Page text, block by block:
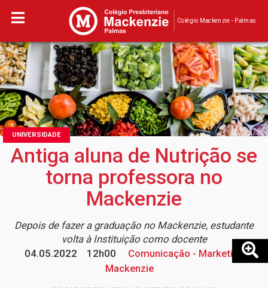
Colégio Mackenzie - Palmas
UNIVERSIDADE
Antiga aluna de Nutrição se
torna professora no
Mackenzie
Depois de fazer a graduação no Mackenzie, estudante
volta à Instituição como docente
04.05.2022
12h00
Comunicação - Marketing
Mackenzie